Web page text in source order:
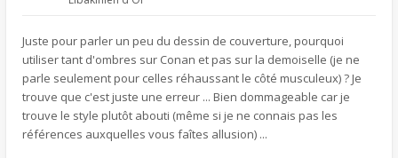
Juste pour parler un peu du dessin de couverture, pourquoi
utiliser tant d'ombres sur Conan et pas sur la demoiselle (je ne
parle seulement pour celles réhaussant le côté musculeux) ? Je
trouve que c'est juste une erreur ... Bien dommageable car je
trouve le style plutôt abouti (même si je ne connais pas les
références auxquelles vous faîtes allusion) ...